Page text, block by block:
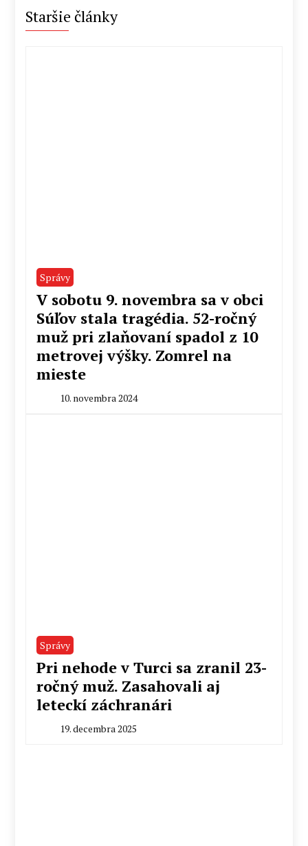
Staršie články
Správy
V sobotu 9. novembra sa v obci
Súľov stala tragédia. 52-ročný
muž pri zlaňovaní spadol z 10
metrovej výšky. Zomrel na
mieste
10. novembra 2024
Správy
Pri nehode v Turci sa zranil 23-
ročný muž. Zasahovali aj
leteckí záchranári
19. decembra 2025